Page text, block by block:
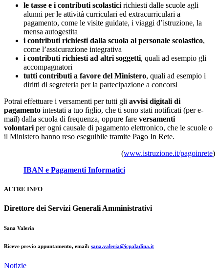
le tasse e i contributi scolastici richiesti dalle scuole agli
alunni per le attività curriculari ed extracurriculari a
pagamento, come le visite guidate, i viaggi d’istruzione, la
mensa autogestita
i contributi richiesti dalla scuola al personale scolastico,
come l’assicurazione integrativa
i contributi richiesti ad altri soggetti, quali ad esempio gli
accompagnatori
tutti contributi a favore del Ministero, quali ad esempio i
diritti di segreteria per la partecipazione a concorsi
Potrai effettuare i versamenti per tutti gli avvisi digitali di
pagamento intestati a tuo figlio, che ti sono stati notificati (per e-
mail) dalla scuola di frequenza, oppure fare versamenti
volontari per ogni causale di pagamento elettronico, che le scuole o
il Ministero hanno reso eseguibile tramite Pago In Rete.
(www.istruzione.it/pagoinrete)
IBAN e Pagamenti Informatici
ALTRE INFO
Direttore dei Servizi Generali Amministrativi
Sana Valeria
Riceve previo appuntamento, email: sana.valeria@icpaladina.it
Notizie